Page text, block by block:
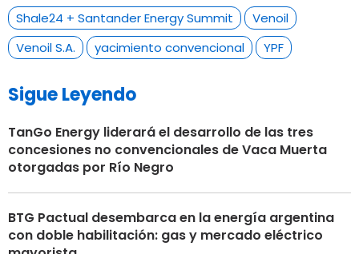
Shale24 + Santander Energy Summit
Venoil
Venoil S.A.
yacimiento convencional YPF
Sigue Leyendo
TanGo Energy liderará el desarrollo de las tres
concesiones no convencionales de Vaca Muerta
otorgadas por Río Negro
BTG Pactual desembarca en la energía argentina
con doble habilitación: gas y mercado eléctrico